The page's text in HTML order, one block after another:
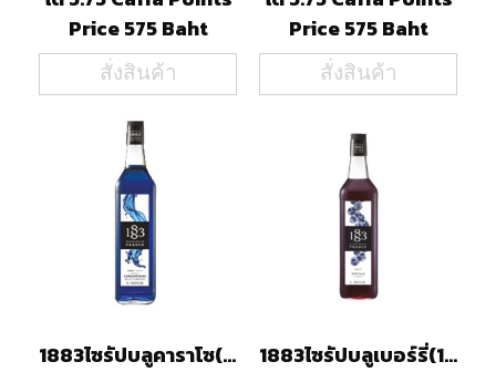
Price 575 Baht
สั่งสินค้า
Price 575 Baht
สั่งสินค้า
1883ไซรัปบลูคาราโซ(1000ml)
1883ไซรัปบลูเบอร์รี่(1000ml)